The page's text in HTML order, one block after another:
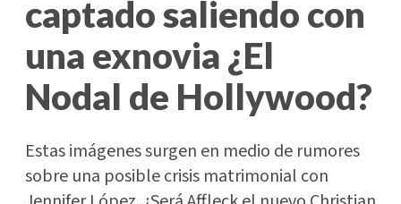
captado saliendo con
una exnovia ¿El
Nodal de Hollywood?
Estas imágenes surgen en medio de rumores
sobre una posible crisis matrimonial con